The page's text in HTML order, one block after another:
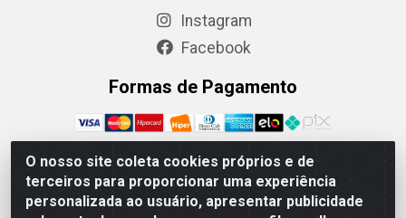
O nosso site coleta cookies próprios e de
terceiros para proporcionar uma experiência
personalizada ao usuário, apresentar publicidade
Instagram
Facebook
Formas de Pagamento
Rafael & Dantas LTDA - Rua Floriano Peixoto, 137-
Centro, CEP: 60025-130 | CNPJ: 02.884.314/0001-20